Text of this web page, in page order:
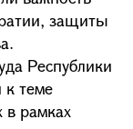
защиты
Республики
теме
в рамках